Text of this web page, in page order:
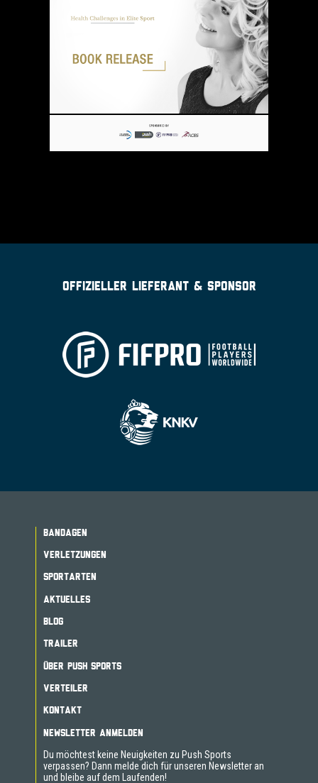
OFFIZIELLER LIEFERANT & SPONSOR
BANDAGEN
VERLETZUNGEN
SPORTARTEN
AKTUELLES
BLOG
TRAILER
ÜBER PUSH SPORTS
VERTEILER
KONTAKT
NEWSLETTER ANMELDEN
Du möchtest keine Neuigkeiten zu Push Sports
verpassen? Dann melde dich für unseren Newsletter an
und bleibe auf dem Laufenden!